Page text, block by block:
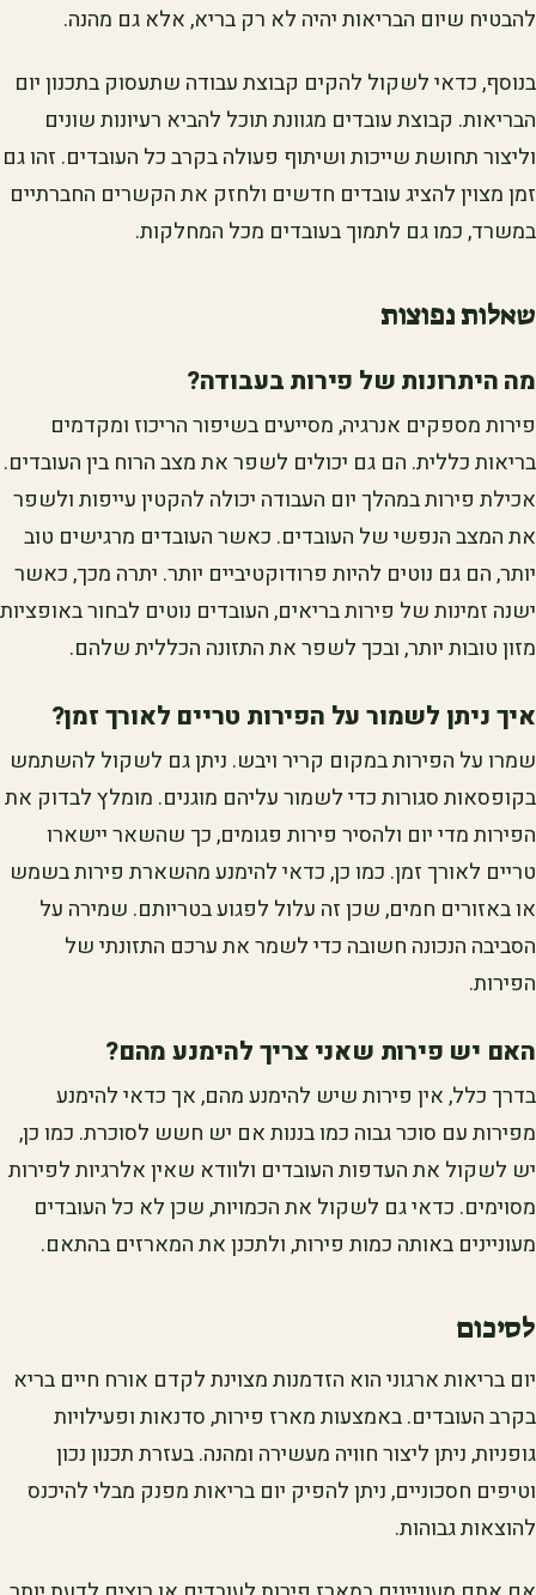
להבטיח שיום הבריאות יהיה לא רק בריא, אלא גם מהנה.
בנוסף, כדאי לשקול להקים קבוצת עבודה שתעסוק בתכנון יום
הבריאות. קבוצת עובדים מגוונת תוכל להביא רעיונות שונים
וליצור תחושת שייכות ושיתוף פעולה בקרב כל העובדים. זהו גם
זמן מצוין להציג עובדים חדשים ולחזק את הקשרים החברתיים
במשרד, כמו גם לתמוך בעובדים מכל המחלקות.
שאלות נפוצות
מה היתרונות של פירות בעבודה?
פירות מספקים אנרגיה, מסייעים בשיפור הריכוז ומקדמים
בריאות כללית. הם גם יכולים לשפר את מצב הרוח בין העובדים.
אכילת פירות במהלך יום העבודה יכולה להקטין עייפות ולשפר
את המצב הנפשי של העובדים. כאשר העובדים מרגישים טוב
יותר, הם גם נוטים להיות פרודוקטיביים יותר. יתרה מכך, כאשר
ישנה זמינות של פירות בריאים, העובדים נוטים לבחור באופציות
מזון טובות יותר, ובכך לשפר את התזונה הכללית שלהם.
איך ניתן לשמור על הפירות טריים לאורך זמן?
שמרו על הפירות במקום קריר ויבש. ניתן גם לשקול להשתמש
בקופסאות סגורות כדי לשמור עליהם מוגנים. מומלץ לבדוק את
הפירות מדי יום ולהסיר פירות פגומים, כך שהשאר יישארו
טריים לאורך זמן. כמו כן, כדאי להימנע מהשארת פירות בשמש
או באזורים חמים, שכן זה עלול לפגוע בטריותם. שמירה על
הסביבה הנכונה חשובה כדי לשמר את ערכם התזונתי של
הפירות.
האם יש פירות שאני צריך להימנע מהם?
בדרך כלל, אין פירות שיש להימנע מהם, אך כדאי להימנע
מפירות עם סוכר גבוה כמו בננות אם יש חשש לסוכרת. כמו כן,
יש לשקול את העדפות העובדים ולוודא שאין אלרגיות לפירות
מסוימים. כדאי גם לשקול את הכמויות, שכן לא כל העובדים
מעוניינים באותה כמות פירות, ולתכנן את המארזים בהתאם.
לסיכום
יום בריאות ארגוני הוא הזדמנות מצוינת לקדם אורח חיים בריא
בקרב העובדים. באמצעות מארז פירות, סדנאות ופעילויות
גופניות, ניתן ליצור חוויה מעשירה ומהנה. בעזרת תכנון נכון
וטיפים חסכוניים, ניתן להפיק יום בריאות מפנק מבלי להיכנס
להוצאות גבוהות.